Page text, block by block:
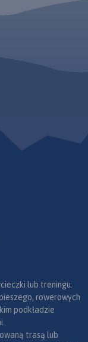
lub treningu.
rowerowych
podkładzie
trasą lub